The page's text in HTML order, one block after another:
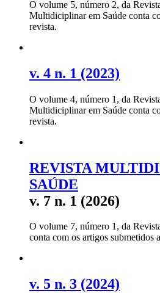
O volume 5, número 2, da
Multidiciplinar em Saúde conta
revista.
v. 4 n. 1 (2023)
O volume 4, número 1, da
Multidiciplinar em Saúde conta
revista.
REVISTA
SAÚDE
v. 7 n. 1 (2026)
O volume 7, número 1, da
conta com os artigos submetidos
v. 5 n. 3 (2024)